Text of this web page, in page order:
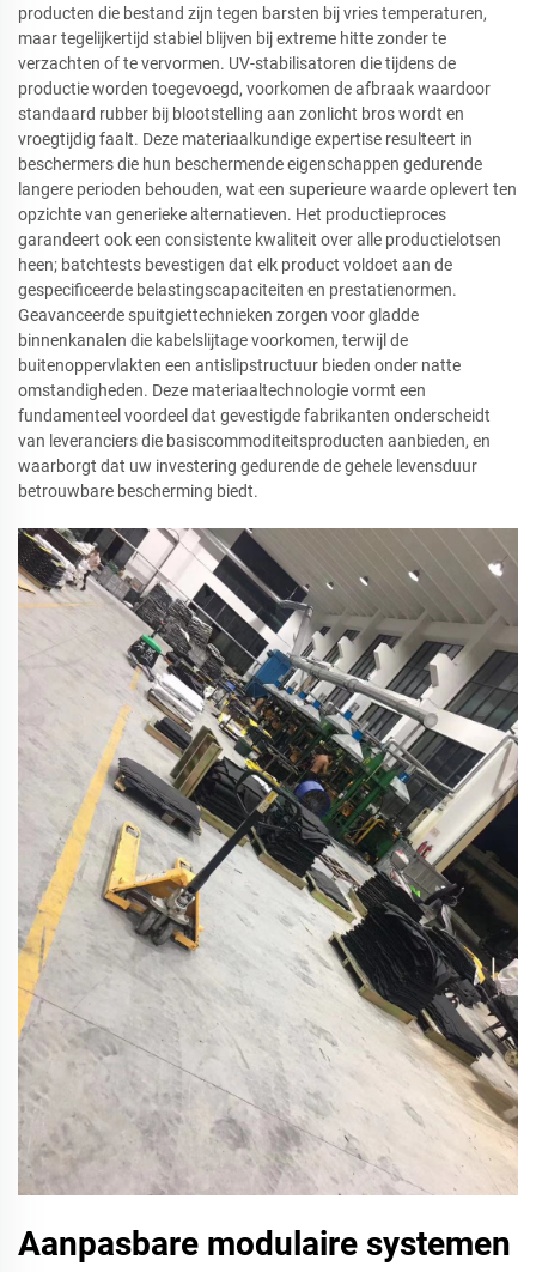
producten die bestand zijn tegen barsten bij vries temperaturen,
maar tegelijkertijd stabiel blijven bij extreme hitte zonder te
verzachten of te vervormen. UV-stabilisatoren die tijdens de
productie worden toegevoegd, voorkomen de afbraak waardoor
standaard rubber bij blootstelling aan zonlicht bros wordt en
vroegtijdig faalt. Deze materiaalkundige expertise resulteert in
beschermers die hun beschermende eigenschappen gedurende
langere perioden behouden, wat een superieure waarde oplevert ten
opzichte van generieke alternatieven. Het productieproces
garandeert ook een consistente kwaliteit over alle productielotsen
heen; batchtests bevestigen dat elk product voldoet aan de
gespecificeerde belastingscapaciteiten en prestatienormen.
Geavanceerde spuitgiettechnieken zorgen voor gladde
binnenkanalen die kabelslijtage voorkomen, terwijl de
buitenoppervlakten een antislipstructuur bieden onder natte
omstandigheden. Deze materiaaltechnologie vormt een
fundamenteel voordeel dat gevestigde fabrikanten onderscheidt
van leveranciers die basiscommoditeitsproducten aanbieden, en
waarborgt dat uw investering gedurende de gehele levensduur
betrouwbare bescherming biedt.
Aanpasbare modulaire systemen